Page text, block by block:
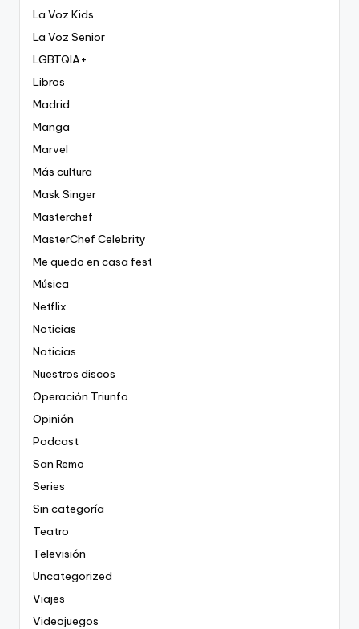
La Voz Kids
La Voz Senior
LGBTQIA+
Libros
Madrid
Manga
Marvel
Más cultura
Mask Singer
Masterchef
MasterChef Celebrity
Me quedo en casa fest
Música
Netflix
Noticias
Noticias
Nuestros discos
Operación Triunfo
Opinión
Podcast
San Remo
Series
Sin categoría
Teatro
Televisión
Uncategorized
Viajes
Videojuegos